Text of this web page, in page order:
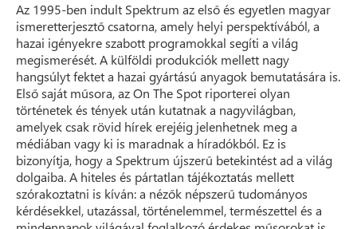
Az 1995-ben indult Spektrum az első és egyetlen magyar
ismeretterjesztő csatorna, amely helyi perspektívából, a
hazai igényekre szabott programokkal segíti a világ
megismerését. A külföldi produkciók mellett nagy
hangsúlyt fektet a hazai gyártású anyagok bemutatására is.
Első saját műsora, az On The Spot riporterei olyan
történetek és tények után kutatnak a nagyvilágban,
amelyek csak rövid hírek erejéig jelenhetnek meg a
médiában vagy ki is maradnak a híradókból. Ez is
bizonyítja, hogy a Spektrum újszerű betekintést ad a világ
dolgaiba. A hiteles és pártatlan tájékoztatás mellett
szórakoztatni is kíván: a nézők népszerű tudományos
kérdésekkel, utazással, történelemmel, természettel és a